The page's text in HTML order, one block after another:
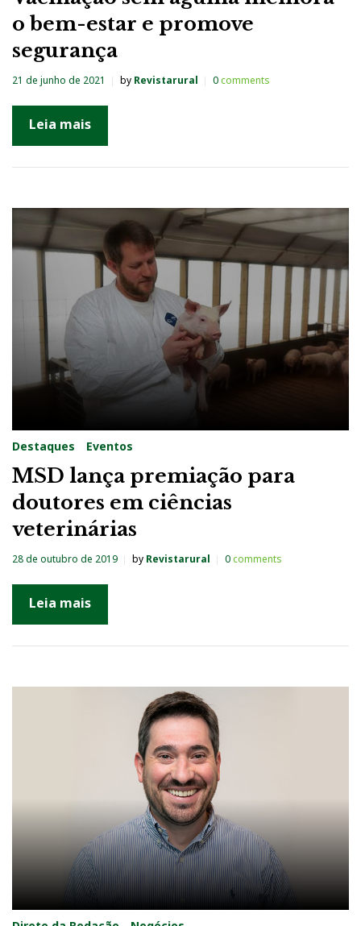
o bem-estar e promove
segurança
21 de junho de 2021 by Revistarural 0comments
Leia mais
Destaques Eventos
MSD lança premiação para
doutores em ciências
veterinárias
28 de outubro de 2019 by Revistarural 0comments
Leia mais